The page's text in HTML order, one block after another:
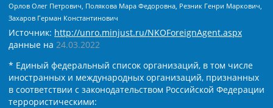
Орлов Олег Петрович, Полякова Мара Федоровна, Резник Генри Маркович,
Захаров Герман Константинович
Источник: http://unro.minjust.ru/NKOForeignAgent.aspx
данные на 24.03.2022
* Единый федеральный список организаций, в том числе
иностранных и международных организаций, признанных
в соответствии с законодательством Российской Федерации
террористическими: